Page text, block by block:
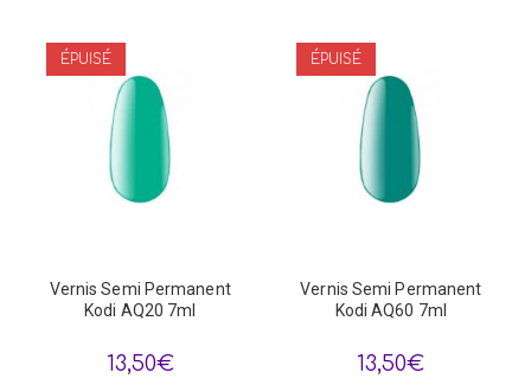
ÉPUISÉ
Vernis Semi Permanent
Kodi AQ20 7ml
13,50€
ÉPUISÉ
Vernis Semi Permanent
Kodi AQ60 7ml
13,50€